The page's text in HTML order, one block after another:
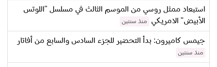
استبعاد ممثل روسي من الموسم الثالث في مسلسل "اللوتس
الأبيض" الامريكي
منذ سنتين
جيمس كاميرون: بدأ التحضير للجزء السادس والسابع من أفاتار
منذ سنتين